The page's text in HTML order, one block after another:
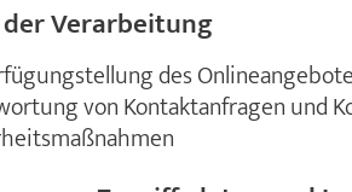
Verarbeitung
des
von Kontaktanfragen und